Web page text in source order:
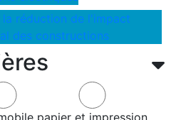
papier et impression
réduction de l'impact
des constructions